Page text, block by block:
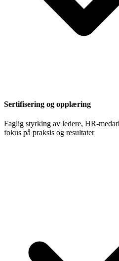
Sertifisering og opplæring
Faglig styrking av ledere, HR-
fokus på praksis og resultater